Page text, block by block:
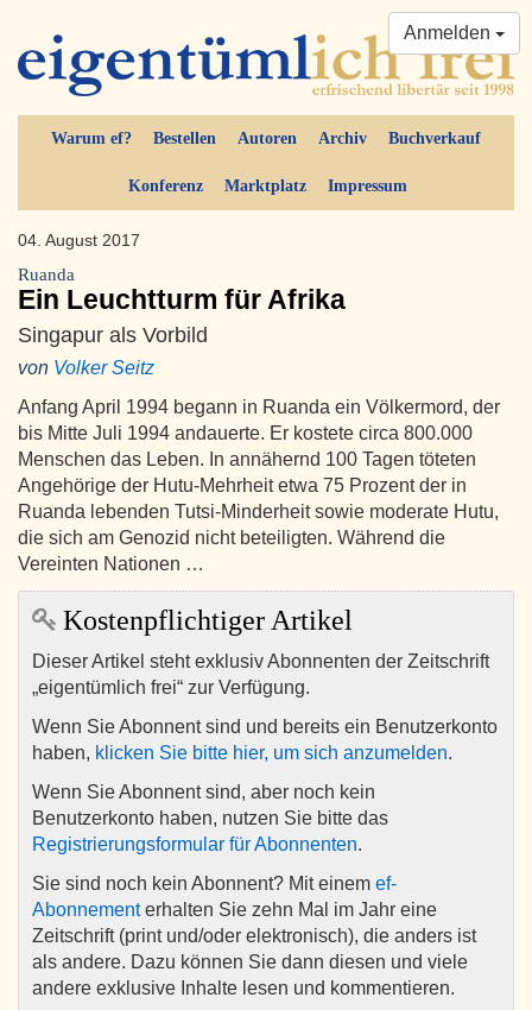
Warum ef? Bestellen Autoren Archiv Buchverkauf
Konferenz Marktplatz Impressum
Anmelden
04. August 2017
Ruanda
Ein Leuchtturm für Afrika
Singapur als Vorbild
von Volker Seitz
Anfang April 1994 begann in Ruanda ein Völkermord, der
bis Mitte Juli 1994 andauerte. Er kostete circa 800.000
Menschen das Leben. In annähernd 100 Tagen töteten
Angehörige der Hutu-Mehrheit etwa 75 Prozent der in
Ruanda lebenden Tutsi-Minderheit sowie moderate Hutu,
die sich am Genozid nicht beteiligten. Während die
Vereinten Nationen …
Kostenpflichtiger Artikel
Dieser Artikel steht exklusiv Abonnenten der Zeitschrift
„eigentümlich frei“ zur Verfügung.
Wenn Sie Abonnent sind und bereits ein Benutzerkonto
haben, klicken Sie bitte hier, um sich anzumelden.
Wenn Sie Abonnent sind, aber noch kein
Benutzerkonto haben, nutzen Sie bitte das
Registrierungsformular für Abonnenten.
Sie sind noch kein Abonnent? Mit einem ef-
Abonnementerhalten Sie zehn Mal im Jahr eine
Zeitschrift (print und/oder elektronisch), die anders ist
als andere. Dazu können Sie dann diesen und viele
andere exklusive Inhalte lesen und kommentieren.